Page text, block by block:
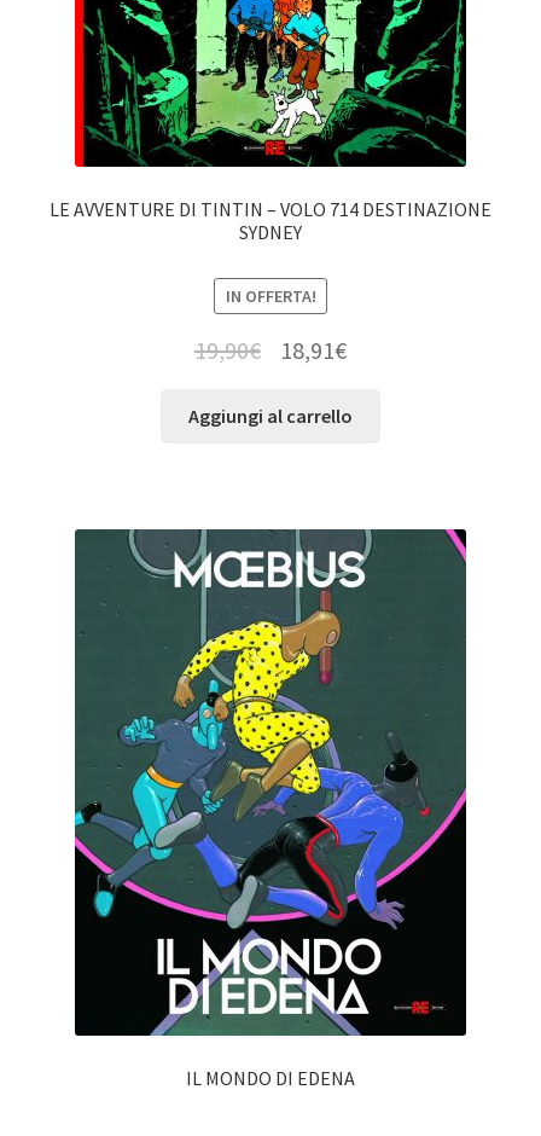
LE AVVENTURE DI TINTIN – VOLO 714 DESTINAZIONE
SYDNEY
IN OFFERTA!
19,90€ 18,91€
Aggiungi al carrello
IL MONDO DI EDENA